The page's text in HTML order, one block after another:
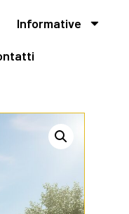
Informative